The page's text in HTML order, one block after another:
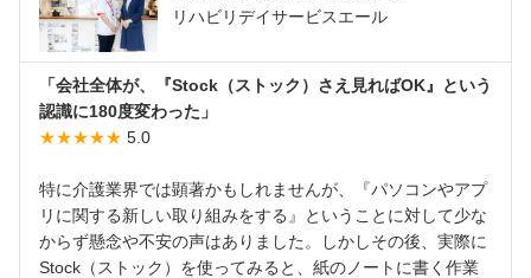
リハビリデイサービスエール
「会社全体が、『Stock（ストック）さえ見ればOK』という
認識に180度変わった」
★★★★★ 5.0
特に介護業界では顕著かもしれませんが、『パソコンやアプ
リに関する新しい取り組みをする』ということに対して少な
からず懸念や不安の声はありました。しかしその後、実際に
Stock（ストック）を使ってみると、紙のノートに書く作業